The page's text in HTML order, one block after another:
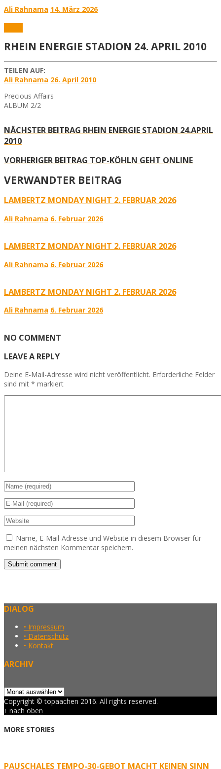
Ali Rahnama 14. März 2026
RHEIN ENERGIE STADION 24. APRIL 2010
TEILEN AUF:
Ali Rahnama 26. April 2010
Precious Affairs
ALBUM 2/2
NÄCHSTER BEITRAG RHEIN ENERGIE STADION 24.APRIL
2010
VORHERIGER BEITRAG TOP-KÖHLN GEHT ONLINE
VERWANDTER BEITRAG
LAMBERTZ MONDAY NIGHT 2. FEBRUAR 2026
Ali Rahnama 6. Februar 2026
LAMBERTZ MONDAY NIGHT 2. FEBRUAR 2026
Ali Rahnama 6. Februar 2026
LAMBERTZ MONDAY NIGHT 2. FEBRUAR 2026
Ali Rahnama 6. Februar 2026
NO COMMENT
LEAVE A REPLY
Deine E-Mail-Adresse wird nicht veröffentlicht. Erforderliche Felder
sind mit * markiert
Name, E-Mail-Adresse und Website in diesem Browser für
meinen nächsten Kommentar speichern.
DIALOG
• Impressum
• Datenschutz
• Kontakt
ARCHIV
Copyright © topaachen 2016. All rights reserved.
↑ nach oben
MORE STORIES
PAUSCHALES TEMPO-30-GEBOT MACHT KEINEN SINN